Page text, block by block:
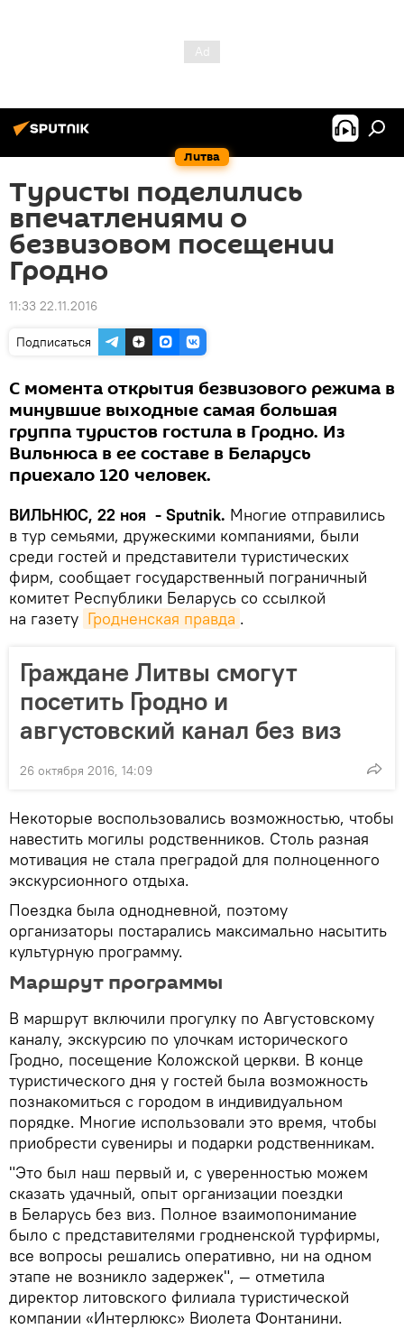
Литва
Туристы поделились
впечатлениями о
безвизовом посещении
Гродно
11:33 22.11.2016
Подписаться
С момента открытия безвизового режима в
минувшие выходные самая большая
группа туристов гостила в Гродно. Из
Вильнюса в ее составе в Беларусь
приехало 120 человек.
ВИЛЬНЮС, 22 ноя - Sputnik. Многие отправились
в тур семьями, дружескими компаниями, были
среди гостей и представители туристических
фирм, сообщает государственный пограничный
комитет Республики Беларусь со ссылкой
на газету Гродненская правда .
Граждане Литвы смогут
посетить Гродно и
августовский канал без виз
26 октября 2016, 14:09
Некоторые воспользовались возможностью, чтобы
навестить могилы родственников. Столь разная
мотивация не стала преградой для полноценного
экскурсионного отдыха.
Поездка была однодневной, поэтому
организаторы постарались максимально насытить
культурную программу.
Маршрут программы
В маршрут включили прогулку по Августовскому
каналу, экскурсию по улочкам исторического
Гродно, посещение Коложской церкви. В конце
туристического дня у гостей была возможность
познакомиться с городом в индивидуальном
порядке. Многие использовали это время, чтобы
приобрести сувениры и подарки родственникам.
"Это был наш первый и, с уверенностью можем
сказать удачный, опыт организации поездки
в Беларусь без виз. Полное взаимопонимание
было с представителями гродненской турфирмы,
все вопросы решались оперативно, ни на одном
этапе не возникло задержек", — отметила
директор литовского филиала туристической
компании «Интерлюкс» Виолета Фонтанини.